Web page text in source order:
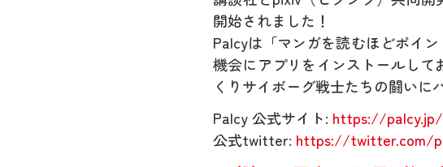
開始されました！
Palcyは「マンガを読むほどポイ
機会にアプリをインストールして
くりサイボーグ戦士たちの闘いに
Palcy 公式サイト: https://palcy.jp/
公式twitter: https://twitter.com/